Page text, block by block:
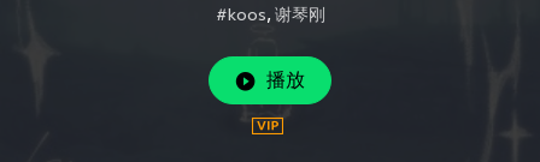
#koos, 谢琴刚
播放